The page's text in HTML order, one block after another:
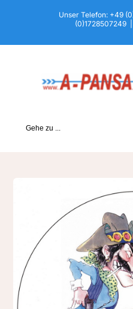
springen
Unser Telefon: +49
(0)1728507249
Gehe zu ...